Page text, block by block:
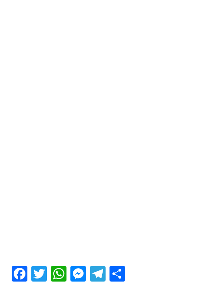
Facebook
Twitter
WhatsApp
Messenger
Telegram